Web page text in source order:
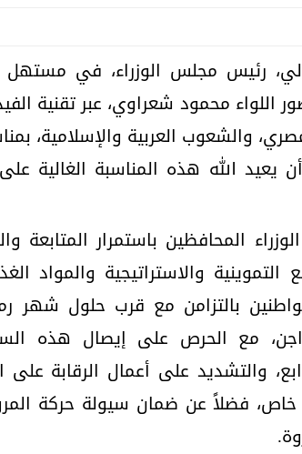
رئيس مجلس الوزراء، في
اللواء محمود شعراوي، عبر تقنية
والشعوب العربية والإسلامية،
يعيد الله هذه المناسبة الغالية
المحافظين باستمرار المتابعة
والاستراتيجية والمواد
بالتزامن مع قرب حلول شهر
مع الحرص على إيصال هذه
والتشديد على أعمال الرقابة على
فضلاً عن ضمان سيولة حركة